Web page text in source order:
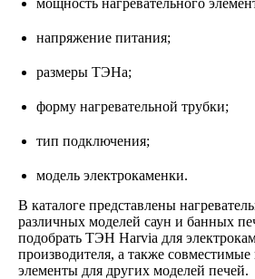
мощность нагревательного
напряжение питания;
размеры ТЭНа;
форму нагревательной трубки;
тип подключения;
модель электрокаменки.
В каталоге представлены
различных моделей саун и банных
подобрать ТЭН Harvia для
производителя, а также совместимые
элементы для других моделей печей.